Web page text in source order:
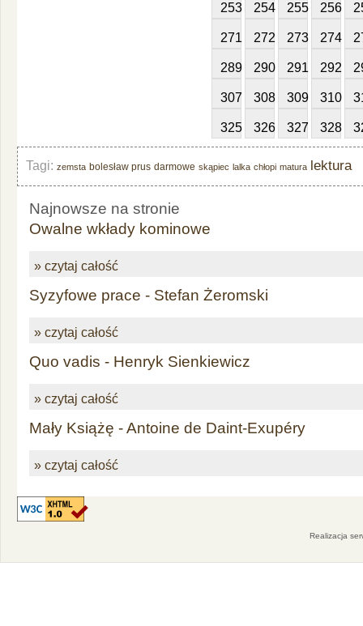
253 254 255 256
271 272 273 274
289 290 291 292
307 308 309 310
325 326 327 328
Tagi: zemsta bolesław prus darmowe skąpiec lalka chłopi matura lektura
Najnowsze na stronie
Owalne wkłady kominowe
» czytaj całość
Syzyfowe prace - Stefan Żeromski
» czytaj całość
Quo vadis - Henryk Sienkiewicz
» czytaj całość
Mały Książę - Antoine de Daint-Exupéry
» czytaj całość
Realizacja